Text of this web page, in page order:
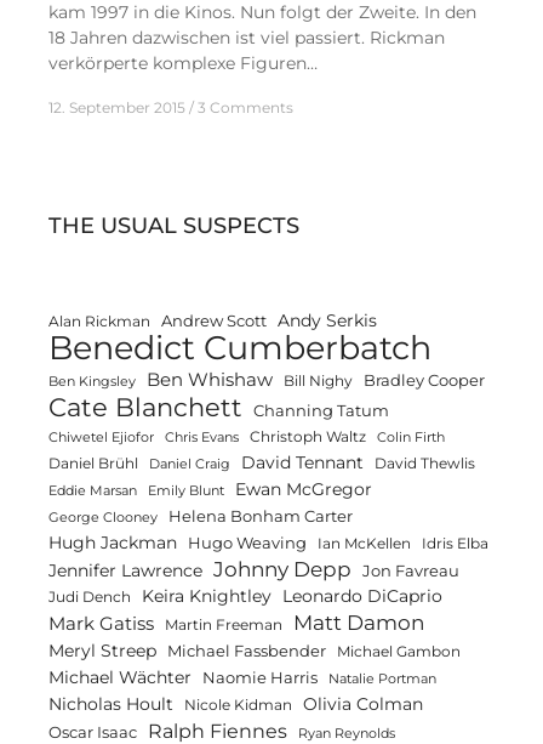
kam 1997 in die Kinos. Nun folgt der Zweite. In den
18 Jahren dazwischen ist viel passiert. Rickman
verkörperte komplexe Figuren…
12. September 2015 3 Comments
THE USUAL SUSPECTS
Alan Rickman Andrew Scott Andy Serkis
Benedict Cumberbatch
Ben Kingsley Ben Whishaw Bill Nighy Bradley Cooper
Cate Blanchett Channing Tatum
Chiwetel Ejiofor Chris Evans Christoph Waltz Colin Firth
Daniel Brühl Daniel Craig David Tennant David Thewlis
Eddie Marsan Emily Blunt Ewan McGregor
George Clooney Helena Bonham Carter
Hugh Jackman Hugo Weaving Ian McKellen Idris Elba
Jennifer Lawrence Johnny Depp Jon Favreau
Judi Dench Keira Knightley Leonardo DiCaprio
Mark Gatiss Martin Freeman Matt Damon
Meryl Streep Michael Fassbender Michael Gambon
Michael Wächter Naomie Harris Natalie Portman
Nicholas Hoult Nicole Kidman Olivia Colman
Oscar Isaac Ralph Fiennes Ryan Reynolds